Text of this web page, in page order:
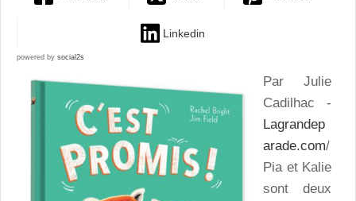
Linkedin
powered by social2s
Par Julie
Cadilhac -
Lagrandep
arade.com/
Pia et Kalie
sont deux